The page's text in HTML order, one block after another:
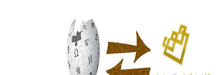
الحكم، الأدلة، تنظيم التغذية، ورسالته في جروح الرأس. ويعود
له الفضل بأنه حرر الطب من الدين والفلسفة.